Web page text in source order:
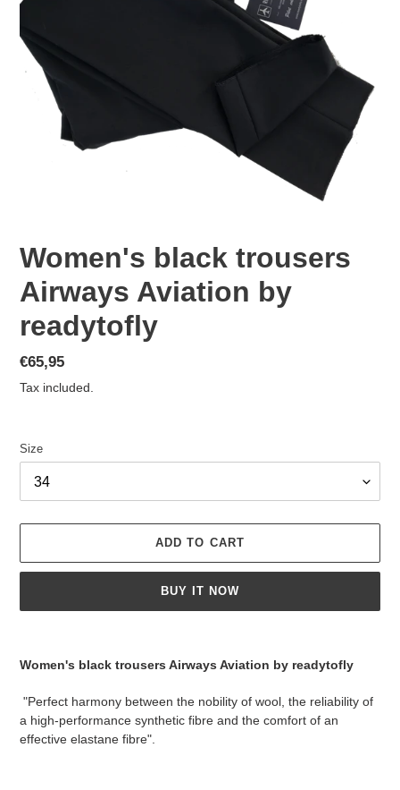
Women's black trousers
Airways Aviation by
readytofly
Regular
price
€65,95
Tax included.
Size
ADD TO CART
BUY IT NOW
your
cart
Women's black trousers Airways Aviation by readytofly
"Perfect harmony between the nobility of wool, the reliability of
a high-performance synthetic fibre and the comfort of an
effective elastane fibre".